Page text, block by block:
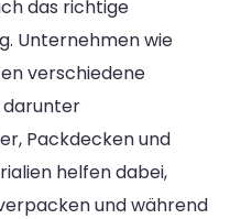
das richtige
Unternehmen wie
verschiedene
darunter
Packdecken und
helfen dabei,
und während